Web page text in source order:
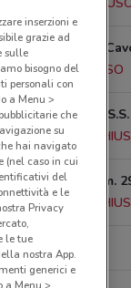
Corso C. B.
9 km
CHIUSO
Via Arese -
12.3 km
S.S. 229 - Km.
12.6 km
inserzioni e
grazie ad
sulle
bisogno del
personali con
a Menu >
che
su
hai navigato
(nel caso in cui
del
e le
Privacy
le tue
nostra App.
generici e
a Menu >